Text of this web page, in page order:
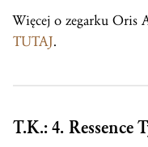
Więcej o zegarku Oris
TUTAJ.
T.K.: 4. Ressence